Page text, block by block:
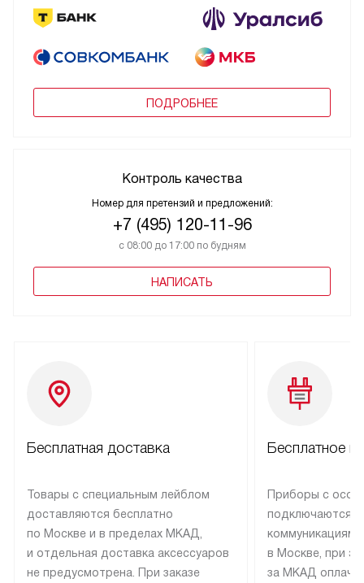
ПОДРОБНЕЕ
Контроль качества
Номер для претензий и предложений:
+7 (495) 120-11-96
с 08:00 до 17:00 по будням
НАПИСАТЬ
Бесплатная доставка
Товары с специальным лейблом
доставляются бесплатно
по Москве и в пределах МКАД,
и отдельная доставка аксессуаров
не предусмотрена. При заказе
Бесплатное
Приборы с
подключаются к
коммуникациям
в Москве, при
за МКАД